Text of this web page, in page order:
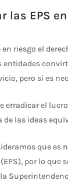
las EPS
en riesgo el
entidades
pero si es
erradicar el
las ideas
que
por lo que